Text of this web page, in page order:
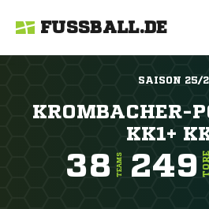
FUSSBALL.DE
SAISON 25/
KROMBACHER-
KK1+
38 TEAMS 249 TORE